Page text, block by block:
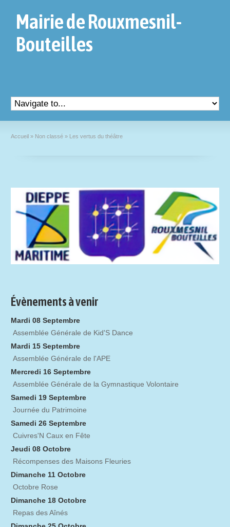
Mairie de Rouxmesnil-
Bouteilles
Accueil » Non classé » Les vertus du théâtre
Évènements à venir
Mardi 08 Septembre
Assemblée Générale de Kid'S Dance
Mardi 15 Septembre
Assemblée Générale de l'APE
Mercredi 16 Septembre
Assemblée Générale de la Gymnastique Volontaire
Samedi 19 Septembre
Journée du Patrimoine
Samedi 26 Septembre
Cuivres'N Caux en Fête
Jeudi 08 Octobre
Récompenses des Maisons Fleuries
Dimanche 11 Octobre
Octobre Rose
Dimanche 18 Octobre
Repas des Aînés